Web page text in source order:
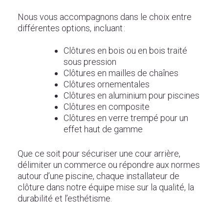
Nous vous accompagnons dans le choix entre
différentes options, incluant :
Clôtures en bois ou en bois traité
sous pression
Clôtures en mailles de chaînes
Clôtures ornementales
Clôtures en aluminium pour piscines
Clôtures en composite
Clôtures en verre trempé pour un
effet haut de gamme
Que ce soit pour sécuriser une cour arrière,
délimiter un commerce ou répondre aux normes
autour d’une piscine, chaque installateur de
clôture dans notre équipe mise sur la qualité, la
durabilité et l’esthétisme.